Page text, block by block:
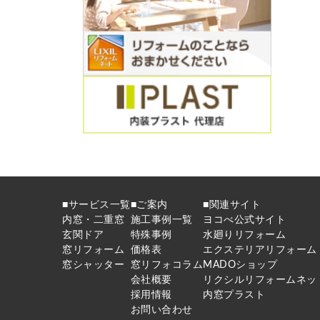
■サービス一覧
内窓・二重窓
玄関ドア
窓リフォーム
窓シャッター
■ご案内
施工事例一覧
特殊事例
価格表
窓リフォコラム
会社概要
採用情報
お問い合わせ
■関連サイト
ヨコべ公式サイト
水廻りリフォーム
エクステリアリフォーム
MADOショップ
リクシルリフォームネッ
内窓プラスト